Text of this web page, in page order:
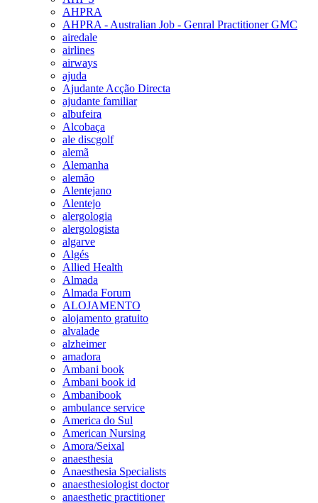
AHPRA
AHPRA - Australian Job - Genral Practitioner GMC
airedale
airlines
airways
ajuda
Ajudante Acção Directa
ajudante familiar
albufeira
Alcobaça
ale discgolf
alemã
Alemanha
alemão
Alentejano
Alentejo
alergologia
alergologista
algarve
Algés
Allied Health
Almada
Almada Forum
ALOJAMENTO
alojamento gratuito
alvalade
alzheimer
amadora
Ambani book
Ambani book id
Ambanibook
ambulance service
America do Sul
American Nursing
Amora/Seixal
anaesthesia
Anaesthesia Specialists
anaesthesiologist doctor
anaesthetic practitioner